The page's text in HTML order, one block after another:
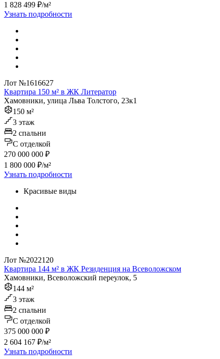
1 828 499 ₽/м²
Узнать подробности
Лот №1616627
Квартира 150 м² в ЖК Литератор
Хамовники, улица Льва Толстого, 23к1
150 м²
3 этаж
2 спальни
C отделкой
270 000 000 ₽
1 800 000 ₽/м²
Узнать подробности
Красивые виды
Лот №2022120
Квартира 144 м² в ЖК Резиденция на Всеволожском
Хамовники, Всеволожский переулок, 5
144 м²
3 этаж
2 спальни
C отделкой
375 000 000 ₽
2 604 167 ₽/м²
Узнать подробности